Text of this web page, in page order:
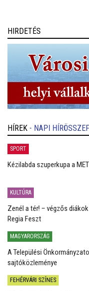
HIRDETÉS
HÍREK - NAPI
SPORT
Kézilabda szuperkupa a
KULTÚRA
Zenél a tér! – végzős
Regia Feszt
MAGYARORSZÁG
A Települési
sajtóközleménye
FEHÉRVÁRI SZÍNES